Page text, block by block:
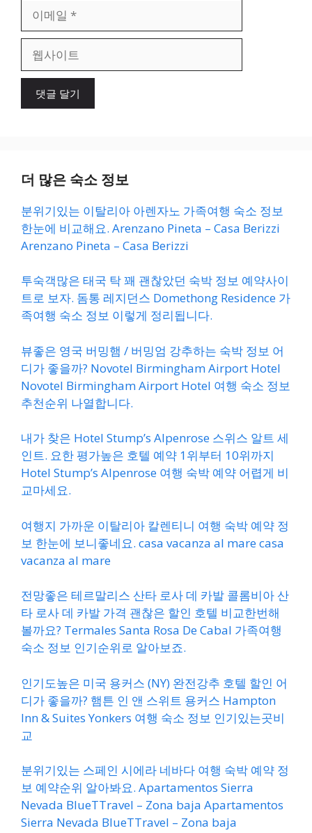
일
이
더 많은 숙소 정보
분위기있는 이탈리아 아렌자노 가족여행 숙소 정보
한눈에 비교해요. Arenzano Pineta – Casa Berizzi
Arenzano Pineta – Casa Berizzi
투숙객많은 태국 탁 꽤 괜찮았던 숙박 정보 예약사이
트로 보자. 돔통 레지던스 Domethong Residence 가
족여행 숙소 정보 이렇게 정리됩니다.
뷰좋은 영국 버밍햄 / 버밍엄 강추하는 숙박 정보 어
디가 좋을까? Novotel Birmingham Airport Hotel
Novotel Birmingham Airport Hotel 여행 숙소 정보
추천순위 나열합니다.
내가 찾은 Hotel Stump’s Alpenrose 스위스 알트 세
인트. 요한 평가높은 호텔 예약 1위부터 10위까지
Hotel Stump’s Alpenrose 여행 숙박 예약 어렵게 비
교마세요.
여행지 가까운 이탈리아 칼렌티니 여행 숙박 예약 정
보 한눈에 보니좋네요. casa vacanza al mare casa
vacanza al mare
전망좋은 테르말리스 산타 로사 데 카발 콜롬비아 산
타 로사 데 카발 가격 괜찮은 할인 호텔 비교한번해
볼까요? Termales Santa Rosa De Cabal 가족여행
숙소 정보 인기순위로 알아보죠.
인기도높은 미국 용커스 (NY) 완전강추 호텔 할인 어
디가 좋을까? 햄튼 인 앤 스위트 용커스 Hampton
Inn & Suites Yonkers 여행 숙소 정보 인기있는곳비
교
분위기있는 스페인 시에라 네바다 여행 숙박 예약 정
보 예약순위 알아봐요. Apartamentos Sierra
Nevada BlueTTravel – Zona baja Apartamentos
Sierra Nevada BlueTTravel – Zona baja